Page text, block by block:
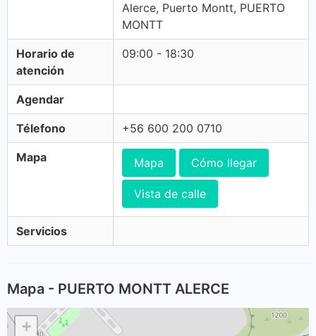
Alerce, Puerto Montt, PUERTO
MONTT
Horario de
atención
09:00 - 18:30
Agendar
Télefono +56 600 200 0710
Mapa Mapa Cómo llegar
Vista de calle
Servicios
Mapa - PUERTO MONTT ALERCE
+